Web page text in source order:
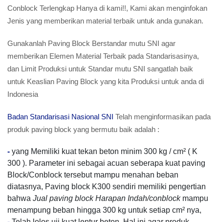
Conblock Terlengkap Hanya di kami!!, Kami akan menginfokan
Jenis yang memberikan material terbaik untuk anda gunakan.
Gunakanlah Paving Block Berstandar mutu SNI agar
memberikan Elemen Material Terbaik pada Standarisasinya,
dan Limit Produksi untuk Standar mutu SNI sangatlah baik
untuk Keaslian Paving Block yang kita Produksi untuk anda di
Indonesia
Badan Standarisasi Nasional SNI Telah menginformasikan pada
produk paving block yang bermutu baik adalah :
- yang Memiliki kuat tekan beton minim 300 kg / cm² ( K
300 ). Parameter ini sebagai acuan seberapa kuat paving
Block/Conblock tersebut mampu menahan beban
diatasnya, Paving block K300 sendiri memiliki pengertian
bahwa Jual paving block Harapan Indah/conblockmampu
menampung beban hingga 300 kg untuk setiap cm² nya,